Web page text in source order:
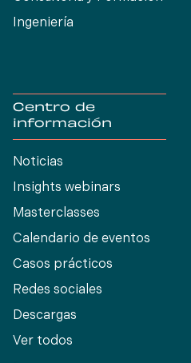
Ingeniería
Centro de
información
Noticias
Insights webinars
Masterclasses
Calendario de eventos
Casos prácticos
Redes sociales
Descargas
Ver todos